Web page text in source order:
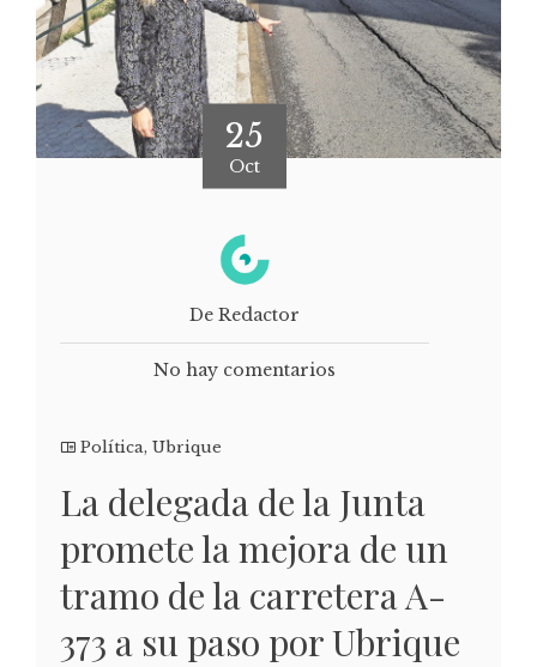
25
Oct
De Redactor
No hay comentarios
Política, Ubrique
La delegada de la Junta
promete la mejora de un
tramo de la carretera A-
373 a su paso por Ubrique